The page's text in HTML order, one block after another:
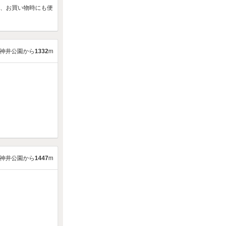
お買い物時にも便
井公園から1332m
井公園から1447m